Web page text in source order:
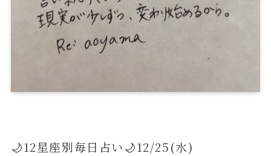
🌙12星座別毎日占い🌙12/25(水)